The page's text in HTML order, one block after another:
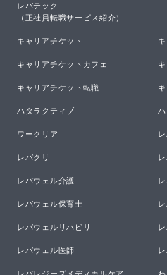
レバテック
（正社員転職サービス紹介）
キャリアチケット
キャリアチケットカフェ
キャリアチケット転職
ハタラクティブ
ワークリア
レバクリ
レバウェル介護
レバウェル保育士
レバウェルリハビリ
レバウェル医師